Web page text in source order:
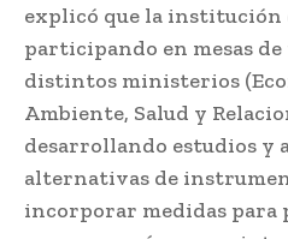
explicó que la institución
participando en mesas
distintos ministerios
Ambiente, Salud y
desarrollando estudios y
alternativas de
incorporar medidas para